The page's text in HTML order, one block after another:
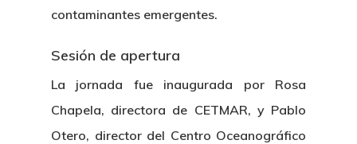
contaminantes emergentes.
Sesión de apertura
La jornada fue inaugurada por Rosa
Chapela, directora de CETMAR, y Pablo
Otero, director del Centro Oceanográfico